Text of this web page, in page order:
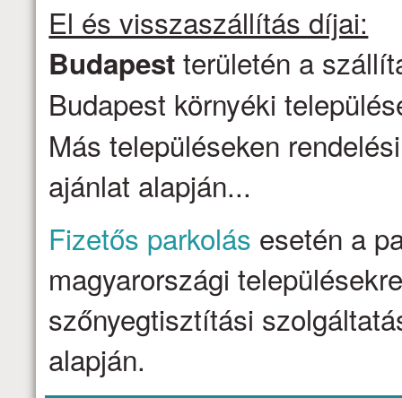
El és visszaszállítás díjai:
Budapest területén a
Budapest környéki
Más településeken
ajánlat alapján...
Fizetős parkolás esetén a
magyarországi
szőnyegtisztítási
alapján.